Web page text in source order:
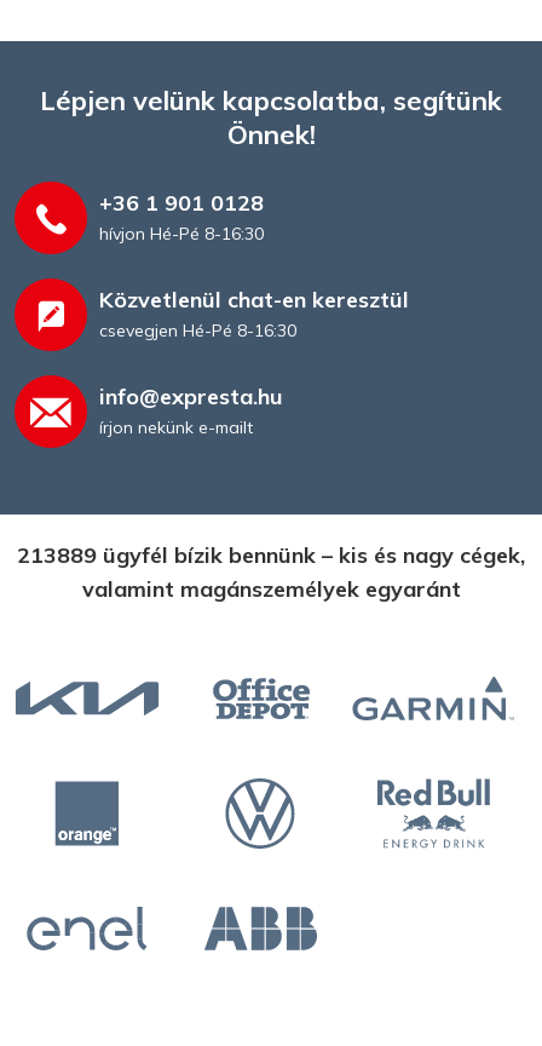
Lépjen velünk kapcsolatba, segítünk
Önnek!
+36 1 901 0128
hívjon Hé-Pé 8-16:30
Közvetlenül chat-en keresztül
csevegjen Hé-Pé 8-16:30
info@expresta.hu
írjon nekünk e-mailt
213889 ügyfél bízik bennünk – kis és nagy cégek,
valamint magánszemélyek egyaránt